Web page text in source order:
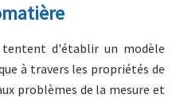
tentent d'établir un modèle
à travers les propriétés de
problèmes de la mesure et